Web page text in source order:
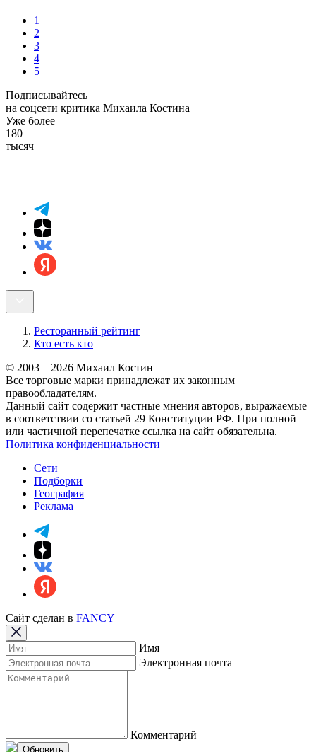
1
2
3
4
5
Подписывайтесь
на соцсети критика Михаила Костина
Уже более
180
тысяч
Ресторанный рейтинг
Кто есть кто
© 2003—2026 Михаил Костин
Все торговые марки принадлежат их законным
правообладателям.
Данный сайт содержит частные мнения авторов, выражаемые
в соответствии со статьей 29 Конституции РФ. При полной
или частичной перепечатке ссылка на сайт обязательна.
Политика конфиденциальности
Сети
Подборки
География
Реклама
Сайт сделан в FANCY
Имя
Электронная почта
Комментарий
Обновить